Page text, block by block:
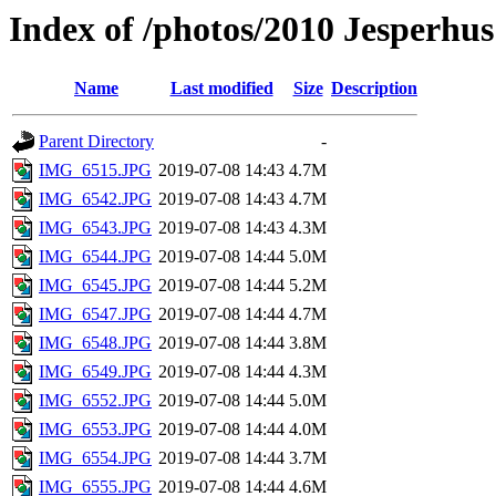
Index of /photos/2010
Name Last modified Size Description
Parent Directory
-
IMG_6515.JPG 2019-07-08 14:43 4.7M
IMG_6542.JPG 2019-07-08 14:43 4.7M
IMG_6543.JPG 2019-07-08 14:43 4.3M
IMG_6544.JPG 2019-07-08 14:44 5.0M
IMG_6545.JPG 2019-07-08 14:44 5.2M
IMG_6547.JPG 2019-07-08 14:44 4.7M
IMG_6548.JPG 2019-07-08 14:44 3.8M
IMG_6549.JPG 2019-07-08 14:44 4.3M
IMG_6552.JPG 2019-07-08 14:44 5.0M
IMG_6553.JPG 2019-07-08 14:44 4.0M
IMG_6554.JPG 2019-07-08 14:44 3.7M
IMG_6555.JPG 2019-07-08 14:44 4.6M